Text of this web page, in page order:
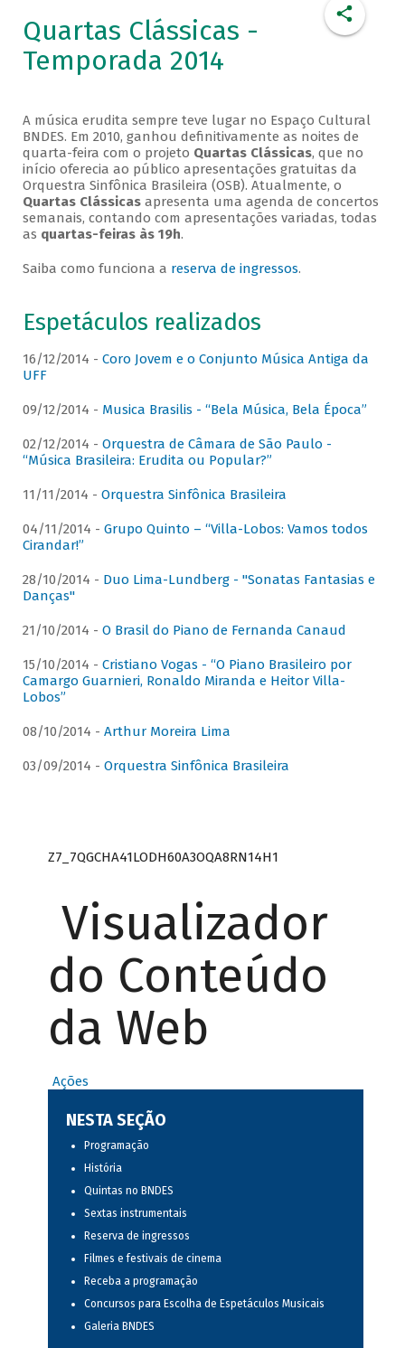
Quartas Clássicas -
Temporada 2014
A música erudita sempre teve lugar no Espaço Cultural
BNDES. Em 2010, ganhou definitivamente as noites de
quarta-feira com o projeto Quartas Clássicas, que no
início oferecia ao público apresentações gratuitas da
Orquestra Sinfônica Brasileira (OSB). Atualmente, o
Quartas Clássicasapresenta uma agenda de concertos
semanais, contando com apresentações variadas, todas
as quartas-feiras às 19h.
Saiba como funciona a reserva de ingressos.
Espetáculos realizados
16/12/2014 - Coro Jovem e o Conjunto Música Antiga da
UFF
09/12/2014 - Musica Brasilis - “Bela Música, Bela Época”
02/12/2014 - Orquestra de Câmara de São Paulo -
“Música Brasileira: Erudita ou Popular?”
11/11/2014 - Orquestra Sinfônica Brasileira
04/11/2014 - Grupo Quinto – “Villa-Lobos: Vamos todos
Cirandar!”
28/10/2014 - Duo Lima-Lundberg - "Sonatas Fantasias e
Danças"
21/10/2014 - O Brasil do Piano de Fernanda Canaud
15/10/2014 - Cristiano Vogas - “O Piano Brasileiro por
Camargo Guarnieri, Ronaldo Miranda e Heitor Villa-
Lobos”
08/10/2014 - Arthur Moreira Lima
03/09/2014 - Orquestra Sinfônica Brasileira
Z7_7QGCHA41LODH60A3OQA8RN14H1
Visualizador
do Conteúdo
da Web
Ações
NESTA SEÇÃO
Programação
História
Quintas no BNDES
Sextas instrumentais
Reserva de ingressos
Filmes e festivais de cinema
Receba a programação
Concursos para Escolha de Espetáculos Musicais
Galeria BNDES